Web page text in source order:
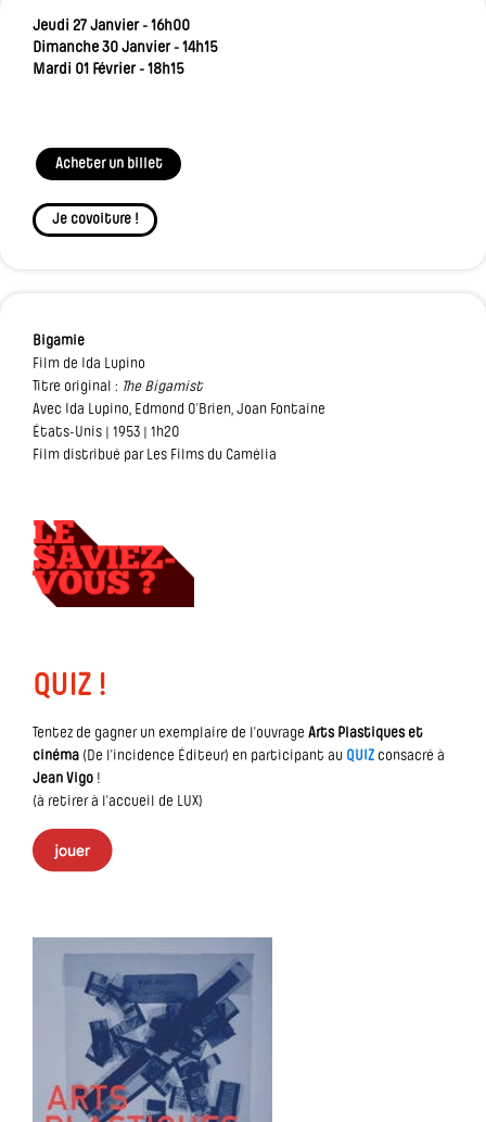
Jeudi 27 Janvier - 16h00
Dimanche 30 Janvier - 14h15
Mardi 01 Février - 18h15
Acheter un billet
Je covoiture !
Bigamie
Film de Ida Lupino
Titre original : The Bigamist
Avec Ida Lupino, Edmond O’Brien, Joan Fontaine
États-Unis | 1953 | 1h20
Film distribué par Les Films du Camélia
QUIZ !
Tentez de gagner un exemplaire de l'ouvrage Arts Plastiques et
cinéma (De l'incidence Éditeur) en participant au QUIZ consacré à
Jean Vigo !
(à retirer à l'accueil de LUX)